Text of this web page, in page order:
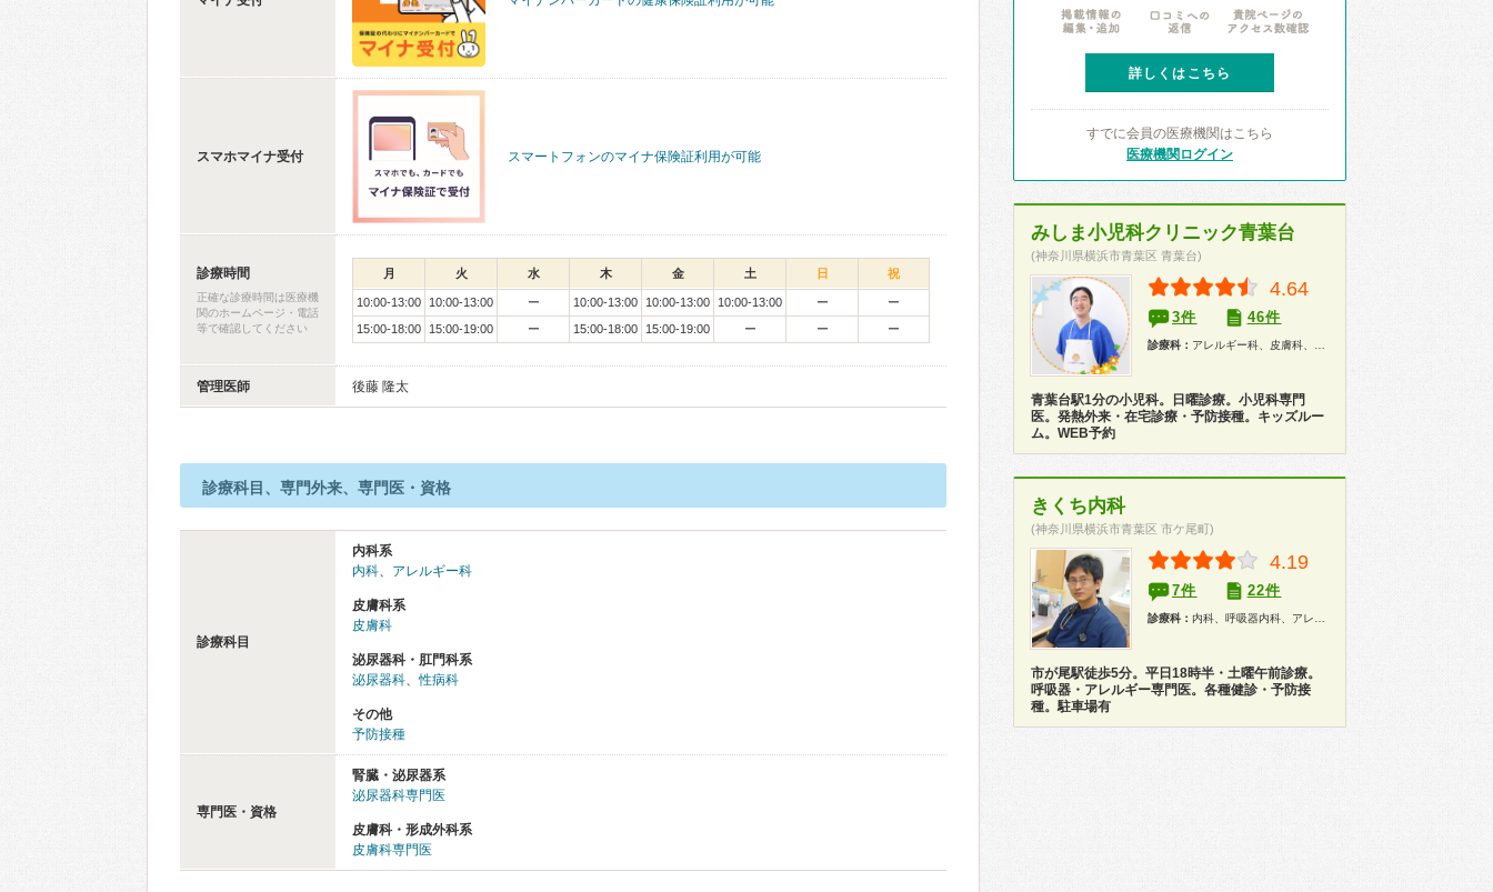
スマホマイナ受付 スマートフォンのマイナ保険証利用が可能
診療時間
正確な診療時間は医療機
関のホームページ・電話
等で確認してください
月 火 水 木 金 土 日 祝
10:00-13:00 10:00-13:00 ー 10:00-13:00 10:00-13:00 10:00-13:00 ー
ー
15:00-18:00
15:00-19:00 ー 15:00-18:00 15:00-19:00 ー ー ー
管理医師 後藤 隆太
診療科目、専門外来、専門医・資格
診療科目
内科系
内科、 アレルギー科
皮膚科系
皮膚科
泌尿器科・肛門科系
泌尿器科、性病科
その他
予防接種
専門医・資格
腎臓・泌尿器系
泌尿器科専門医
皮膚科・形成外科系
皮膚科専門医
詳しくはこちら
すでに会員の医療機関はこちら
医療機関ログイン
みしま小児科クリニック青葉台
(神奈川県横浜市青葉区 青葉台)
4.64
3件 46件
診療科： アレルギー科、皮膚科、泌尿器科、小児科、漢方、健康診断、在宅医療
青葉台駅1分の小児科。日曜診療。小児科専門
医。発熱外来・在宅診療・予防接種。キッズルー
ム。WEB予約
きくち内科
(神奈川県横浜市青葉区 市ケ尾町)
4.19
7件 22件
診療科： 内科、呼吸器内科、アレルギー科
市が尾駅徒歩5分。平日18時半・土曜午前診療。
呼吸器・アレルギー専門医。各種健診・予防接
種。駐車場有